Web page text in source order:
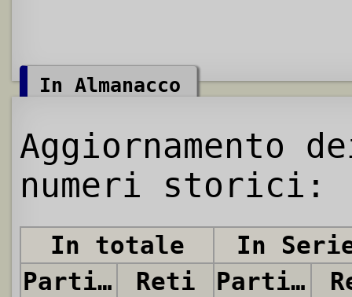
In Almanacco
Aggiornamento
numeri storici:
In totale
In
Partite
Reti Partite